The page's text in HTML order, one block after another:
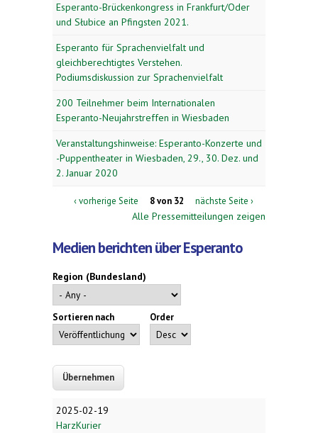
Esperanto-Brückenkongress in Frankfurt/Oder
und Słubice an Pfingsten 2021.
Esperanto für Sprachenvielfalt und
gleichberechtigtes Verstehen.
Podiumsdiskussion zur Sprachenvielfalt
200 Teilnehmer beim Internationalen
Esperanto-Neujahrstreffen in Wiesbaden
Veranstaltungshinweise: Esperanto-Konzerte und
-Puppentheater in Wiesbaden, 29., 30. Dez. und
2. Januar 2020
‹ vorherige Seite 8 von 32 nächste Seite ›
Alle Pressemitteilungen zeigen
Medien berichten über Esperanto
Region (Bundesland)
Sortieren nach Order
2025-02-19
HarzKurier